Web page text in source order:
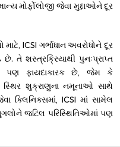
મોર્ફોલોજી જેવા મુદ્દાઓને દૂર
ICSI ગર્ભાધાન અવરોધોને દૂર
તે શસ્ત્રક્રિયાથી પુનઃપ્રાપ્ત
પણ ફાયદાકારક છે, જેમ કે
સ્થિર શુક્રાણુના નમૂનાઓ સાથે
ક્લિનિક્સમાં, ICSI માં સામેલ
જટિલ પરિસ્થિતિઓમાં પણ